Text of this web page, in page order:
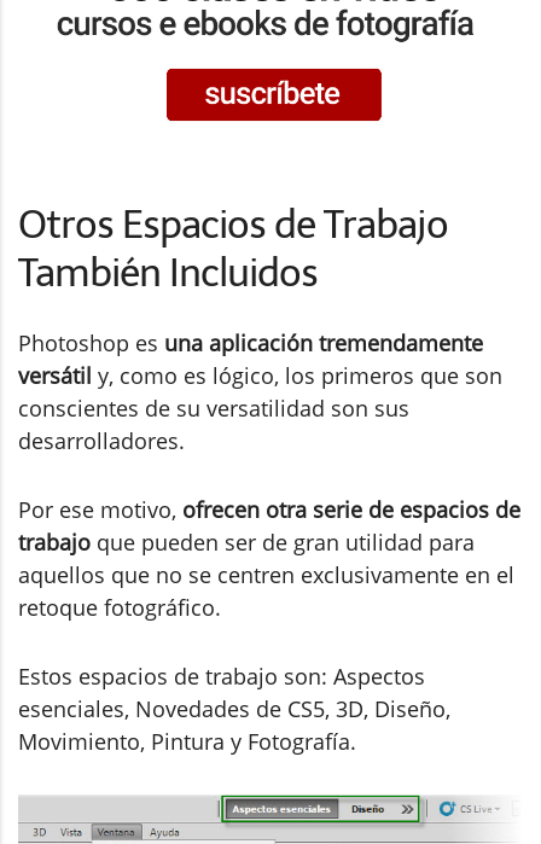
Otros Espacios de Trabajo
También Incluidos
Photoshop es una aplicación tremendamente
versátil y, como es lógico, los primeros que son
conscientes de su versatilidad son sus
desarrolladores.
Por ese motivo, ofrecen otra serie de espacios de
trabajo que pueden ser de gran utilidad para
aquellos que no se centren exclusivamente en el
retoque fotográfico.
Estos espacios de trabajo son: Aspectos
esenciales, Novedades de CS5, 3D, Diseño,
Movimiento, Pintura y Fotografía.